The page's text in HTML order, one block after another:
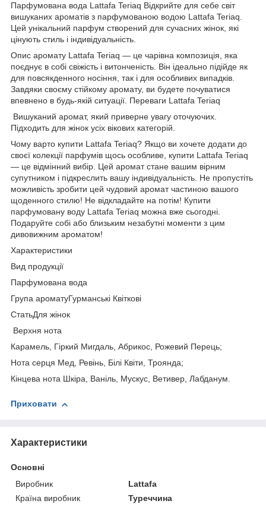
Парфумована вода Lattafa Teriaq Відкрийте для себе світ
вишуканих ароматів з парфумованою водою Lattafa Teriaq.
Цей унікальний парфум створений для сучасних жінок, які
цінують стиль і індивідуальність.
Опис аромату Lattafa Teriaq — це чарівна композиція, яка
поєднує в собі свіжість і витонченість. Він ідеально підійде як
для повсякденного носіння, так і для особливих випадків.
Завдяки своєму стійкому аромату, ви будете почуватися
впевнено в будь-якій ситуації. Переваги Lattafa Teriaq
Вишуканий аромат, який приверне увагу оточуючих.
Підходить для жінок усіх вікових категорій.
Чому варто купити Lattafa Teriaq? Якщо ви хочете додати до
своєї колекції парфумів щось особливе, купити Lattafa Teriaq
— це відмінний вибір. Цей аромат стане вашим вірним
супутником і підкреслить вашу індивідуальність. Не пропустіть
можливість зробити цей чудовий аромат частиною вашого
щоденного стилю! Не відкладайте на потім! Купити
парфумовану воду Lattafa Teriaq можна вже сьогодні.
Подаруйте собі або близьким незабутні моменти з цим
дивовижним ароматом!
Характеристики
Вид продукції
Парфумована вода
Група ароматуГурманські Квіткові
СтатьДля жінок
Верхня нота
Карамель, Гіркий Мигдаль, Абрикос, Рожевий Перець;
Нота серця Мед, Ревінь, Білі Квіти, Троянда;
Кінцева нота Шкіра, Ваніль, Мускус, Ветивер, Лабданум.
Приховати
Характеристики
Основні
Виробник
Lattafa
Країна виробник
Туреччина